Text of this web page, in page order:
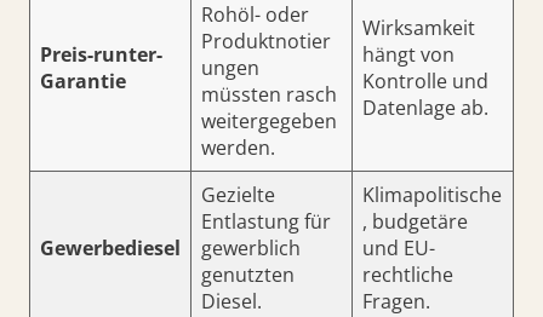
Preis-runter-
Garantie
Rohöl- oder
Produktnotier
ungen
müssten rasch
weitergegeben
werden.
Wirksamkeit
hängt von
Kontrolle und
Datenlage ab.
Gewerbediesel
Gezielte
Entlastung für
gewerblich
genutzten
Diesel.
Klimapolitische
, budgetäre
und EU-
rechtliche
Fragen.